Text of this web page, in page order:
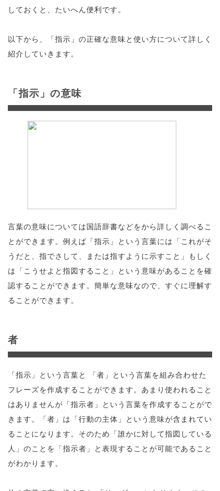
しておくと、たいへん便利です。
以下から、「指示」の正確な意味と使い方について詳しく
紹介していきます。
「指示」の意味
言葉の意味については国語辞書などをから詳しく調べるこ
とができます。例えば「指示」という言葉には「これがそ
うだと、指でさして、または指すように示すこと」もしく
は「こうせよと指図すること」という意味があることを確
認することができます。簡単な意味なので、すぐに理解す
ることができます。
者
「指示」という言葉と 「者」という言葉を組み合わせた
フレーズを作成することができます。あまり使われること
はありませんが「指示者」という言葉を作成することがで
きます。「者」は「行動の主体」という意味が含まれてい
ることになります。そのため「誰かに対して指図している
人」のことを「指示者」と表現することが可能であること
がわかります。